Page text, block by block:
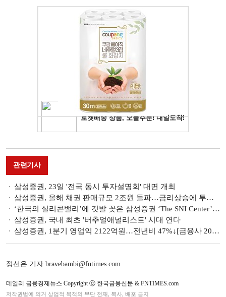
관련기사
삼성증권, 23일 '전국 동시 투자설명회' 대면 개최
삼성증권, 올해 채권 판매규모 2조원 돌파…금리상승에 투자자 유입
‘한국의 실리콘밸리’에 깃발 꽂은 삼성증권 ‘The SNI Center’…뉴리치 뉴머니 키운다 [VVIP센터탐방]
삼성증권, 국내 최초 '버추얼애널리스트' 시대 연다
삼성증권, 1분기 영업익 2122억원…전년비 47%↓[금융사 2022 1분기 실적]
정선은 기자 bravebambi@fntimes.com
데일리 금융경제뉴스 Copyright ⓒ 한국금융신문 & FNTIMES.com
저작권법에 의거 상업적 목적의 무단 전재, 복사, 배포 금지